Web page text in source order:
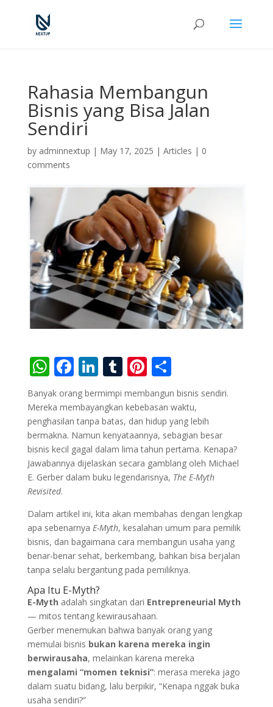
Rahasia Membangun
Bisnis yang Bisa Jalan
Sendiri
by adminnextup | May 17, 2025 | Articles | 0
comments
W
h
at
s
A
p
p
F
ac
e
b
o
o
k
Li
n
k
e
dI
n
T
u
m
bl
r
Pi
nt
er
e
st
S
h
ar
e
Banyak orang bermimpi membangun bisnis sendiri.
Mereka membayangkan kebebasan waktu,
penghasilan tanpa batas, dan hidup yang lebih
bermakna. Namun kenyataannya, sebagian besar
bisnis kecil gagal dalam lima tahun pertama. Kenapa?
Jawabannya dijelaskan secara gamblang oleh Michael
E. Gerber dalam buku legendarisnya, The E-Myth
Revisited.
Dalam artikel ini, kita akan membahas dengan lengkap
apa sebenarnya E-Myth, kesalahan umum para pemilik
bisnis, dan bagaimana cara membangun usaha yang
benar-benar sehat, berkembang, bahkan bisa berjalan
tanpa selalu bergantung pada pemiliknya.
Apa Itu E-Myth?
E-Myth adalah singkatan dari Entrepreneurial Myth
— mitos tentang kewirausahaan.
Gerber menemukan bahwa banyak orang yang
memulai bisnis bukan karena mereka ingin
berwirausaha, melainkan karena mereka
mengalami “momen teknisi”: merasa mereka jago
dalam suatu bidang, lalu berpikir, “Kenapa nggak buka
usaha sendiri?”